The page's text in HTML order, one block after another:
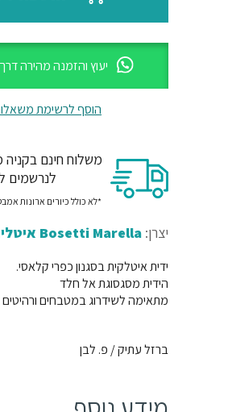
יעוץ והזמנה מהירה
הוסף לרשימת
משלוח חינם בקניה מעל
לנרשמים
*לא כולל כיורים ארונות
יצרן: Bosetti Marella איטליה
ידית איטלקית בסגנון כפרי קלאסי.
הידית מסגסוגת אל חלד
מתאימה לשידרוג במטבחים
ברזל עתיק / פ. לבן